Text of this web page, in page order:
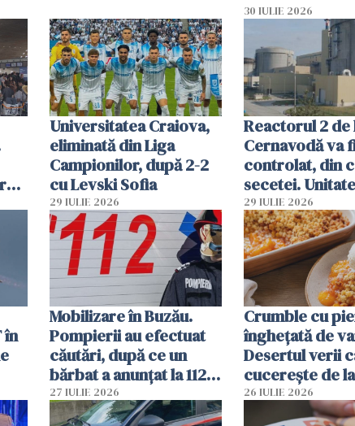
folosesc
Ghișeul.ro și
Române
30 IULIE 2026
Universitatea Craiova,
eliminată din Liga
Campionilor, după 2-2
cu Levski Sofia
29 IULIE 2026
Reactorul 2 de
Cernavodă va
controlat, din
secetei.
deja oprită
29 IULIE 2026
în
Mobilizare în Buzău.
Pompierii au efectuat
căutări, după ce un
bărbat a anunțat la 112
că a văzut un obiect
luminos
27 IULIE 2026
Crumble cu
înghețată de
Desertul verii
cucerește de
lingură
26 IULIE 2026